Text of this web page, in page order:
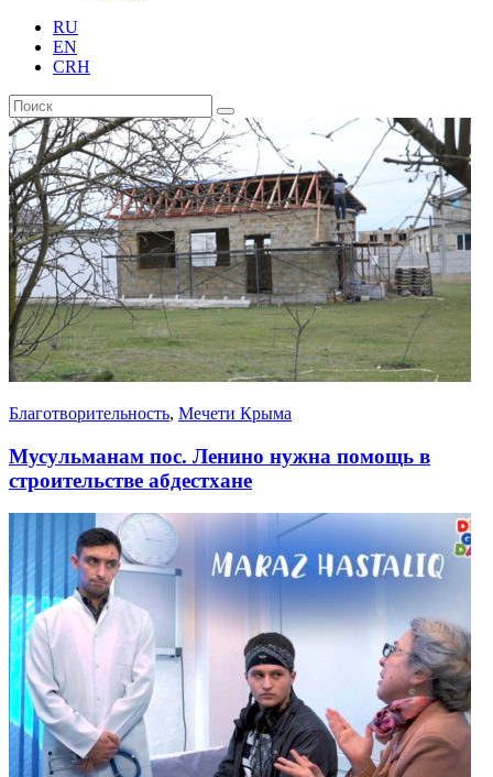
RU
EN
CRH
Благотворительность, Мечети Крыма
Мусульманам пос. Ленино нужна помощь в
строительстве абдестхане